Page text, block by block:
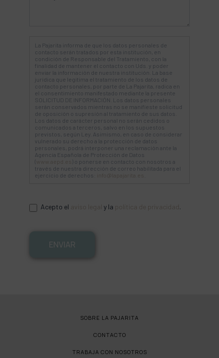
La Pajarita informa de que los datos personales de
contacto serán tratados por esta institución, en
condición de Responsable del Tratamiento, con la
finalidad de mantener el contacto con Uds. y poder
enviar la información de nuestra institución. La base
jurídica que legitima el tratamiento de los datos de
contacto personales, por parte de La Pajarita, radica en
el consentimiento manifestado mediante la presente
SOLICITUD DE INFORMACIÓN. Los datos personales
serán conservados mientras no se manifieste solicitud
de oposición o supresión al tratamiento de sus datos.
Los datos de carácter personal no serán cedidos o
comunicados a terceros, salvo en los supuestos
previstos, según Ley. Asimismo, en caso de considerar
vulnerado su derecho a la protección de datos
personales, podrá interponer una reclamación ante la
Agencia Española de Protección de Datos
(
) o ponerse en contacto con nosotros a
través de nuestra dirección de correo habilitada para el
ejercicio de derechos:
Acepto el y la .
ENVIAR
SOBRE LA PAJARITA
CONTACTO
TRABAJA CON NOSOTROS